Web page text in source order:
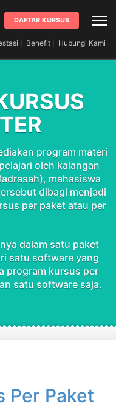
DAFTAR KURSUS
Benefit Hubungi Kami
program materi
oleh kalangan
mahasiswa
dibagi menjadi
per paket atau per
dalam satu paket
satu software yang
program kursus per
satu software saja.
Per Paket